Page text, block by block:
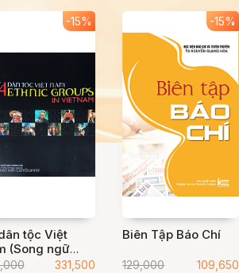
-15%
tộc Việt
(Song ngữ
Anh)
331,500
-15%
Biên Tập Báo Chí
129,000 109,650